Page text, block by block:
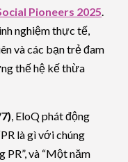
Pioneers 2025.
nghiệm thực tế,
và các bạn trẻ đam
thế hệ kế thừa
, EloQ phát động
là gì với chúng
PR”, và “Một năm